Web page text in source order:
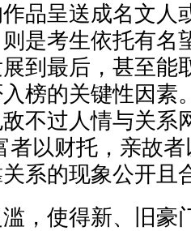
品呈送成名文人
是考生依托有名
到最后，甚至能
榜的关键性因素
不过人情与关系
者以财托，亲故
系的现象公开且
，使得新、旧豪